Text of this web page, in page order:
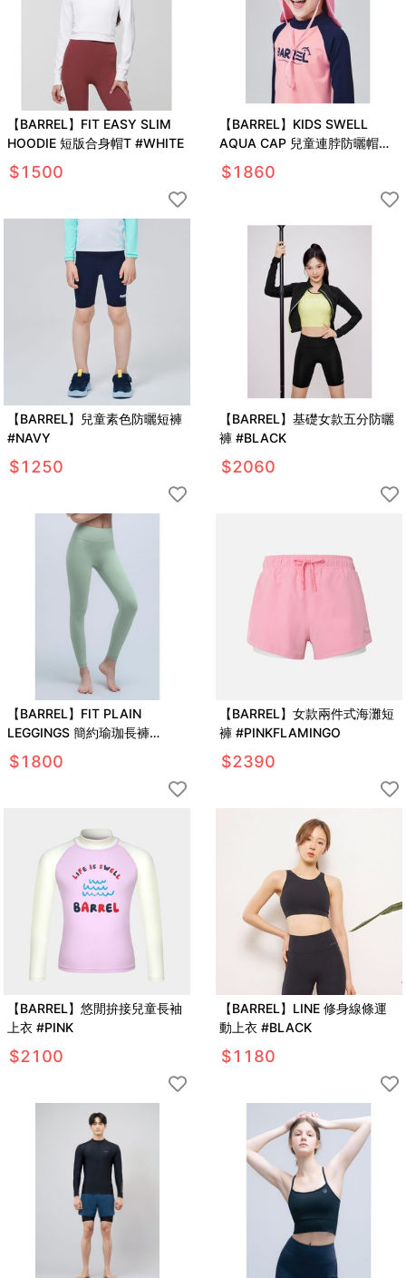
【BARREL】FIT EASY SLIM
HOODIE 短版合身帽T #WHITE
$1500
【BARREL】KIDS SWELL
AQUA CAP 兒童連脖防曬帽
#PINK
$1860
【BARREL】兒童素色防曬短褲
#NAVY
$1250
【BARREL】基礎女款五分防曬
褲 #BLACK
$2060
【BARREL】FIT PLAIN
LEGGINGS 簡約瑜珈長褲
#SMOKE GREEN
$1800
【BARREL】女款兩件式海灘短
褲 #PINKFLAMINGO
$2390
【BARREL】悠閒拚接兒童長袖
上衣 #PINK
$2100
【BARREL】LINE 修身線條運
動上衣 #BLACK
$1180